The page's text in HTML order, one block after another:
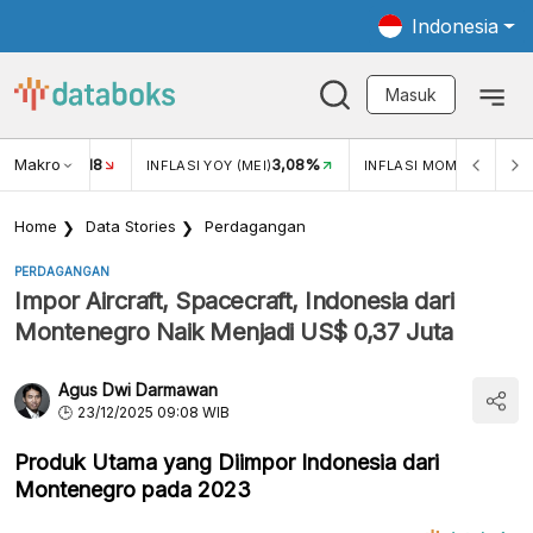
Indonesia
Masuk
Makro
USD/IDR 18 INFLASI YOY (MEI)3,08% INFLASI MOM (MEI)
Home Data Stories Perdagangan
PERDAGANGAN
Impor Aircraft, Spacecraft, Indonesia dari
Montenegro Naik Menjadi US$ 0,37 Juta
Agus Dwi Darmawan
23/12/2025 09:08 WIB
Produk Utama yang Diimpor Indonesia dari
Montenegro pada 2023